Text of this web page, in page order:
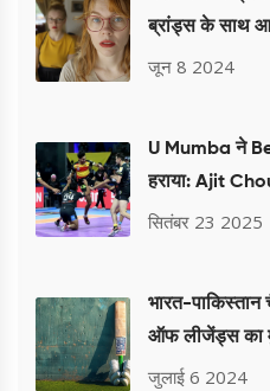
ब्रांड्स के साथ
जून 8 2024
U Mumba ने
हराया: Ajit
सितंबर 23 2025
भारत-पा‍किस्तान
ऑफ लीजेंड्स का
जुलाई 6 2024